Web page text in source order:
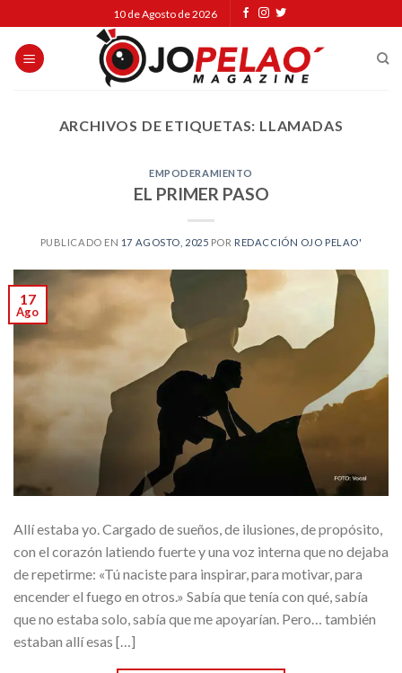
to
content
10 de Agosto de 2026
ARCHIVOS DE ETIQUETAS: LLAMADAS
EMPODERAMIENTO
EL PRIMER PASO
PUBLICADO EN 17 AGOSTO, 2025 POR REDACCIÓN OJO PELAO'
17
Ago
Allí estaba yo. Cargado de sueños, de ilusiones, de propósito,
con el corazón latiendo fuerte y una voz interna que no dejaba
de repetirme: «Tú naciste para inspirar, para motivar, para
encender el fuego en otros.» Sabía que tenía con qué, sabía
que no estaba solo, sabía que me apoyarían. Pero… también
estaban allí esas […]